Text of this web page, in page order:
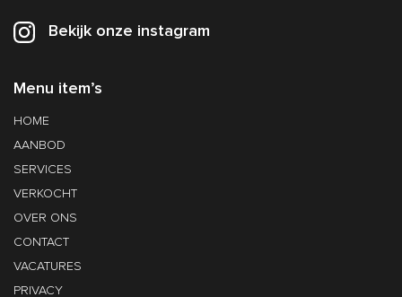
Bekijk onze instagram
Menu item’s
HOME
AANBOD
SERVICES
VERKOCHT
OVER ONS
CONTACT
VACATURES
PRIVACY